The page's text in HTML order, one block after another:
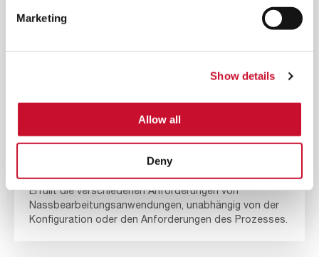
Marketing
Show details
Allow all
Deny
Erfüllt die verschiedenen Anforderungen von
Nassbearbeitungsanwendungen, unabhängig von der
Konfiguration oder den Anforderungen des Prozesses.